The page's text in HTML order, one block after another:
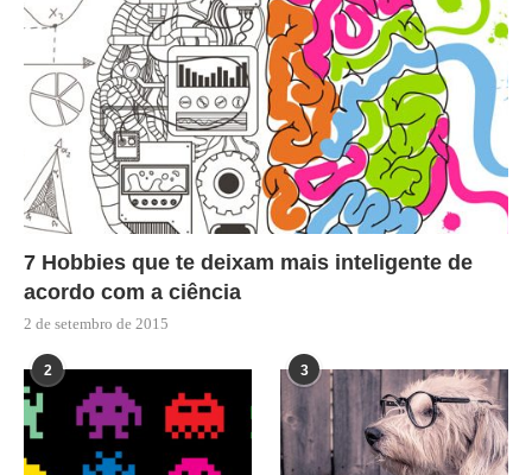
7 Hobbies que te deixam mais inteligente de
acordo com a ciência
2 de setembro de 2015
2 3